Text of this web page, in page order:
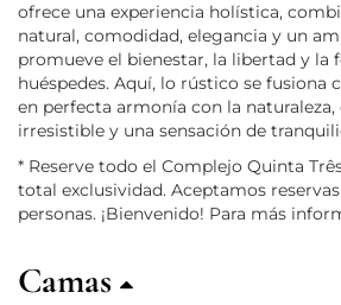
ofrece una experiencia holística,
natural, comodidad, elegancia y un
promueve el bienestar, la libertad y la
huéspedes. Aquí, lo rústico se fusiona
en perfecta armonía con la
irresistible y una sensación de
* Reserve todo el Complejo Quinta
total exclusividad. Aceptamos
personas. ¡Bienvenido! Para más
Camas